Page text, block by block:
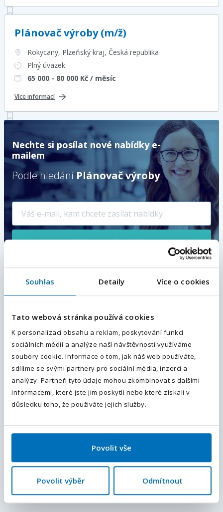
Souhlas Detaily Více o cookies
Tato webová stránka používá cookies
K personalizaci obsahu a reklam, poskytování funkcí
sociálních médií a analýze naší návštěvnosti využíváme
soubory cookie. Informace o tom, jak náš web používáte,
sdílíme se svými partnery pro sociální média, inzerci a
analýzy. Partneři tyto údaje mohou zkombinovat s dalšími
informacemi, které jste jim poskytli nebo které získali v
důsledku toho, že používáte jejich služby.
Povolit vše
Povolit výběr Odmítnout
Plánovač výroby (m/ž)
Rokycany, Plzeňský kraj, Česká republika
Plný úvazek
65 000 - 80 000 Kč / měsíc
Více informací
Nechte si posílat nové nabídky e-
mailem
Podle hledání Plánovač výroby
Hlídat nové nabídky
Vámi zadaný e-mail bude použit pro zasílání podobných pracovních
nabídek.
Odesláním souhlasíte se zpracováním osobních údajů
Nahoru
Upřesněte své hledání
Nastavte si mzdové očekávání
Od 20 000 Kč / měsíc(2) Od 35 000 Kč / měsíc(2)
E-mailová adresa
Váš telefon*
Předvolba
Odesláním souhlasíte sezpracováním osobních údajů.
Odeslat